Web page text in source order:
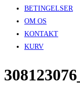
BETINGELSER
OM OS
KONTAKT
KURV